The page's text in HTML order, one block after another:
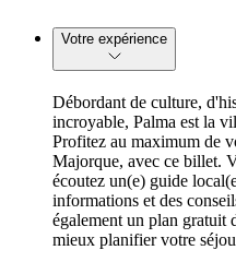
Votre expérience
Débordant de culture,
incroyable, Palma est la
Profitez au maximum de
Majorque, avec ce billet.
écoutez un(e) guide
informations et des
également un plan gratuit
mieux planifier votre